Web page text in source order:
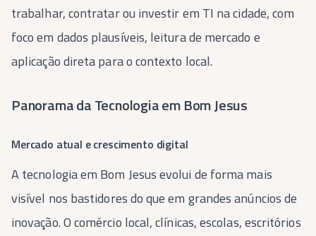
trabalhar, contratar ou investir em TI na cidade, com
foco em dados plausíveis, leitura de mercado e
aplicação direta para o contexto local.
Panorama da Tecnologia em Bom Jesus
Mercado atual e crescimento digital
A tecnologia em Bom Jesus evolui de forma mais
visível nos bastidores do que em grandes anúncios de
inovação. O comércio local, clínicas, escolas, escritórios